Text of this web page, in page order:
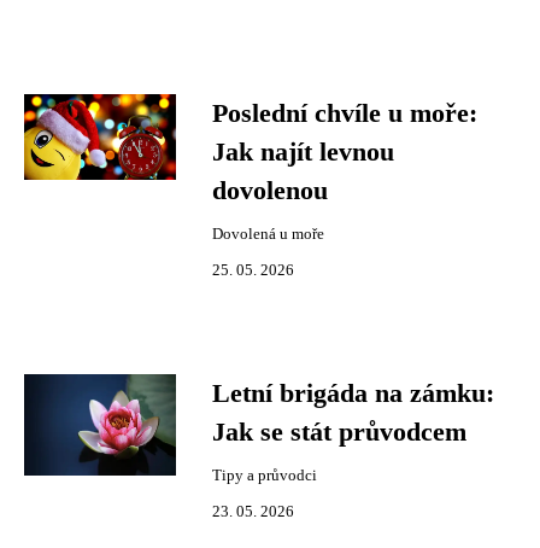
Poslední chvíle u moře:
Jak najít levnou
dovolenou
Dovolená u moře
25. 05. 2026
Letní brigáda na zámku:
Jak se stát průvodcem
Tipy a průvodci
23. 05. 2026